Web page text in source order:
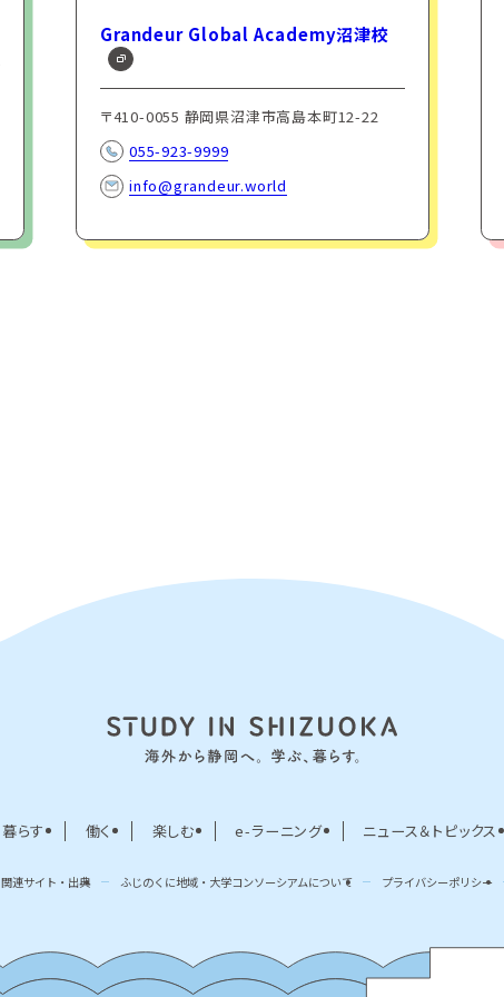
Grandeur Global Academy沼津校
〒410-0055 静岡県沼津市高島本町12-22
055-923-9999
info@grandeur.world
暮らす 働く 楽しむ e-ラーニング ニュース＆トピックス
関連サイト・出典 ふじのくに地域・大学コンソーシアムについて プライバシーポリシー